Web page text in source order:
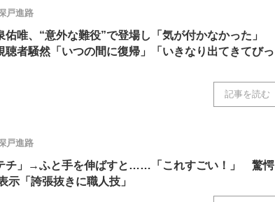
戸進路
佑唯、“意外な難役”で登場し「気が付かなかった」
聴者騒然「いつの間に復帰」「いきなり出てきてびっ
記事を読む
戸進路
チ」→ふと手を伸ばすと……「これすごい！」 驚愕
示「誇張抜きに職人技」